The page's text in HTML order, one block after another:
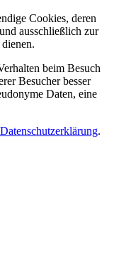
Cookies, deren
ausschließlich zur
beim Besuch
Besucher besser
Daten, eine
Datenschutzerklärung.